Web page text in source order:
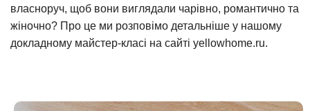
власноруч, щоб вони виглядали чарівно, романтично та
жіночно? Про це ми розповімо детальніше у нашому
докладному майстер-класі на сайті yellowhome.ru.